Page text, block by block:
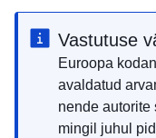
Vastutuse
Euroopa
avaldatud
nende autorite
mingil juhul